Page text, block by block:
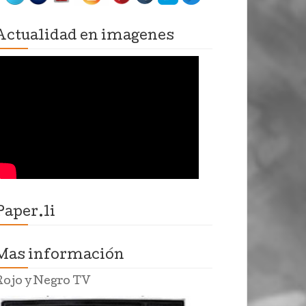
en imagenes
información
y Negro TV